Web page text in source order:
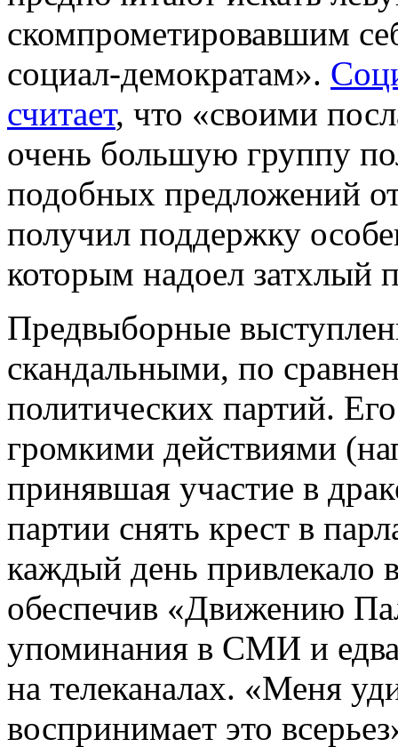
скомпрометировавшим
социал-демократам».
считает, что «своими
очень большую группу
подобных предложений
получил поддержку
которым надоел затхлый
Предвыборные
скандальными, по
политических партий.
громкими действиями
принявшая участие в
партии снять крест в
каждый день привлекало
обеспечив «Движению
упоминания в СМИ и
на телеканалах. «Меня
воспринимает это